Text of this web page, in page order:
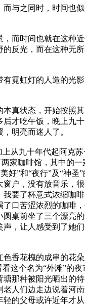
与之同时，时间也
而时间也就在这种
反光，而在这种无
霓虹灯的人造的光
真状态，开始按照
才吃午饭，晚上九
明亮而迷人了。
从九十年代起阿克
咖啡馆，其中的一
好”和“夜行”及“神
户，没有放音乐，
要了杯意式浓缩咖
口苦涩浓烈的咖啡
桌前坐了三个漂亮
，让人感受到了她
香花槐的成串的花
这个名为“外滩”的
那种被阳光晒出的
人们边走边说着河
的父母或许近年才